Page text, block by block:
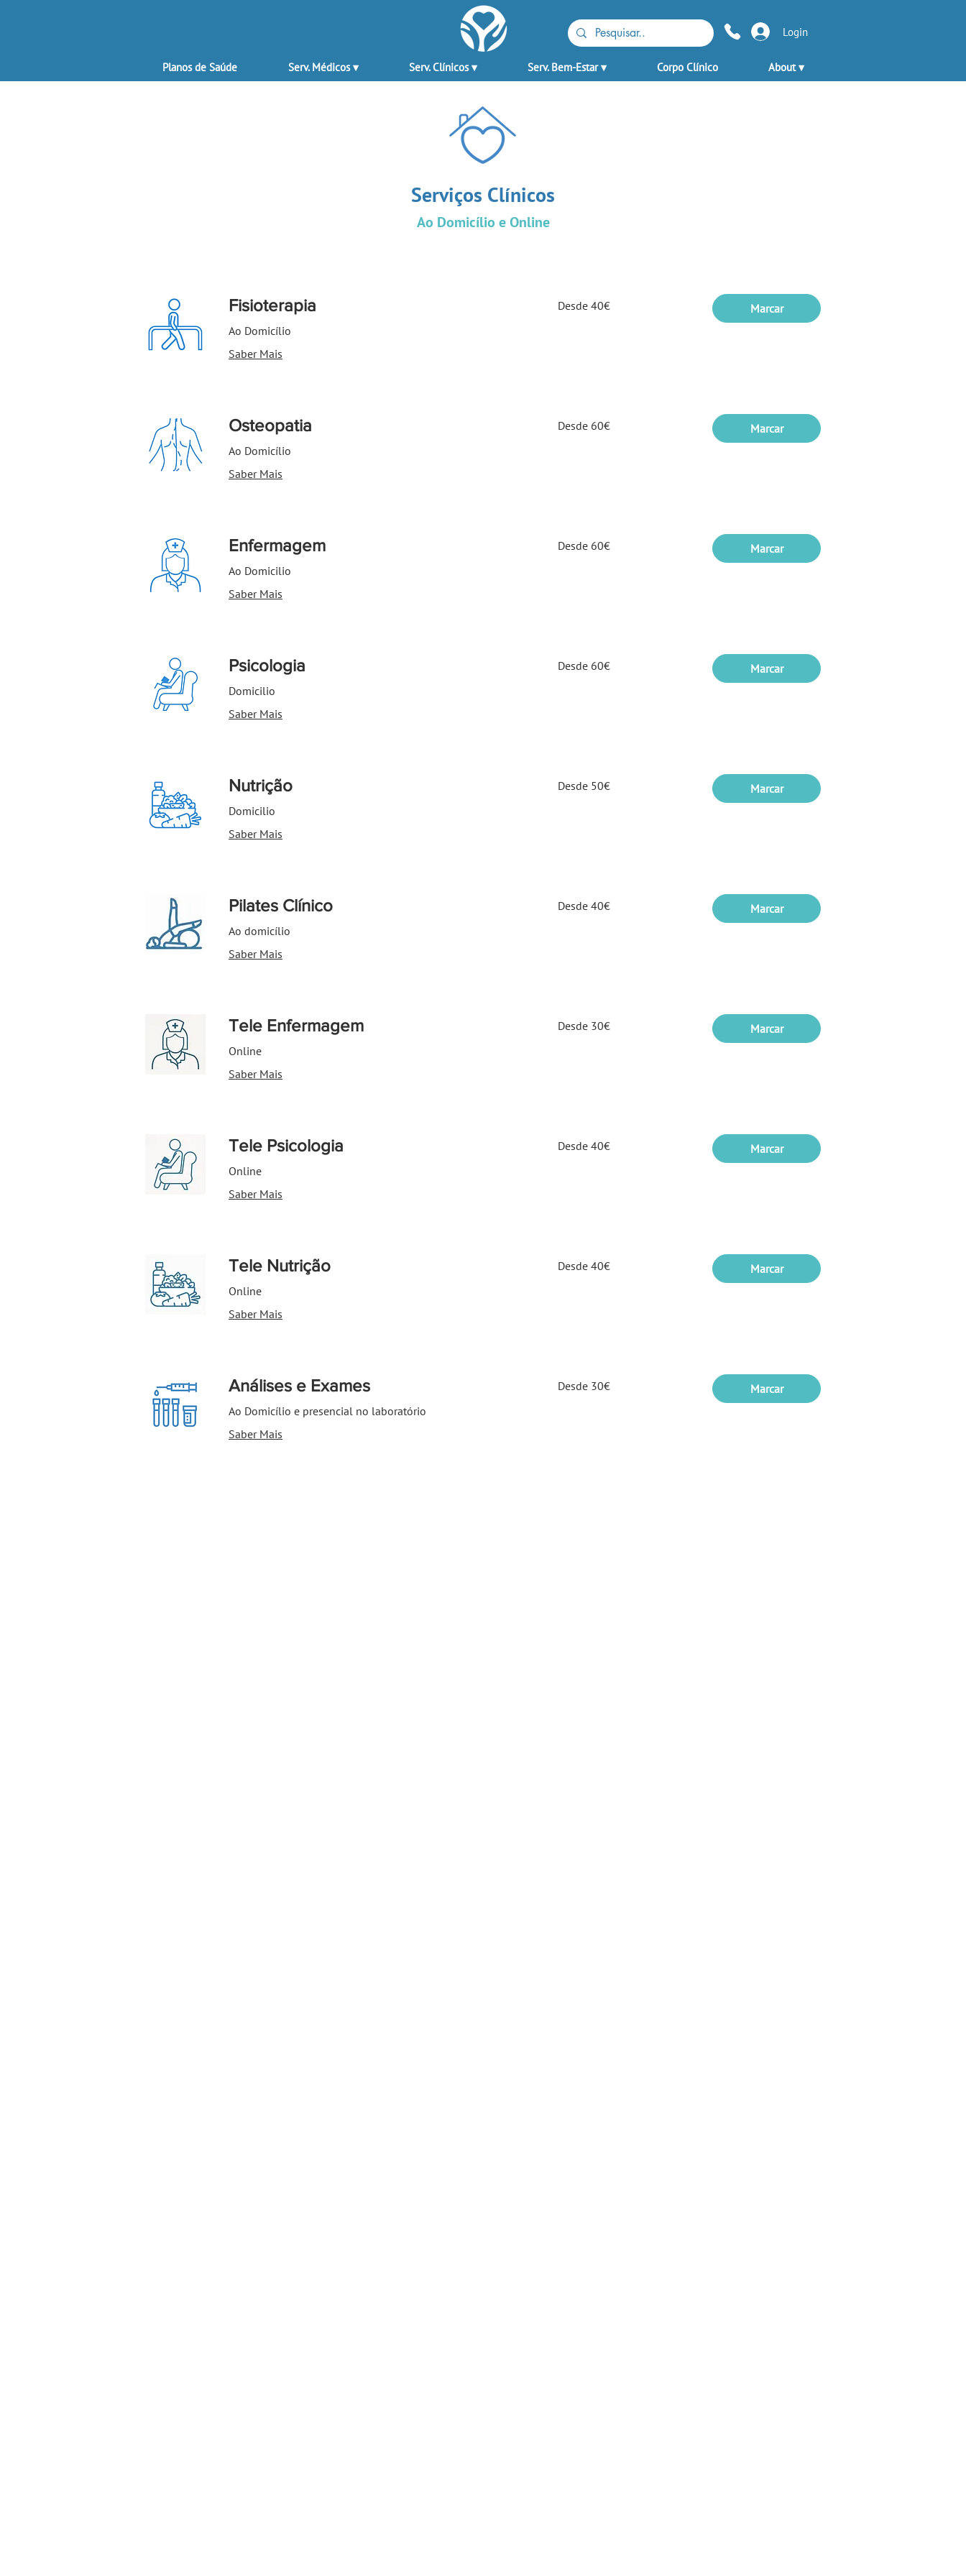
Planos de Saúde Serv. Médicos ▾ Serv. Clínicos ▾ Serv. Bem-Estar ▾ Corpo Clínico About ▾
Login
Serviços Clínicos
Ao Domicílio e Online
Fisioterapia
Ao Domicílio
Saber Mais
40€
Desde 40€ Marcar
Osteopatia
Ao Domicílio
Saber Mais
60€
Desde 60€ Marcar
Enfermagem
Ao Domicilio
Saber Mais
60€
Desde 60€ Marcar
Psicologia
Domicilio
Saber Mais
60€
Desde 60€ Marcar
Nutrição
Domicilio
Saber Mais
50€
Desde 50€ Marcar
Pilates Clínico
Ao domicílio
Saber Mais
40€
Desde 40€ Marcar
Tele Enfermagem
Online
Saber Mais
30€
Desde 30€ Marcar
Tele Psicologia
Online
Saber Mais
40€
Desde 40€ Marcar
Tele Nutrição
Online
Saber Mais
40€
Desde 40€ Marcar
Análises e Exames
Ao Domicílio e presencial no laboratório
Saber Mais
30€
Desde 30€ Marcar